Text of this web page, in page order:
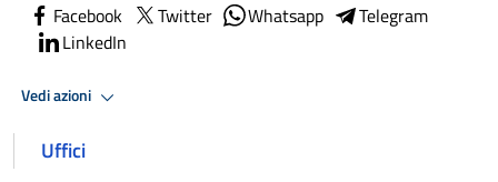
Facebook Twitter Whatsapp
Telegram
LinkedIn
Vedi azioni
Uffici